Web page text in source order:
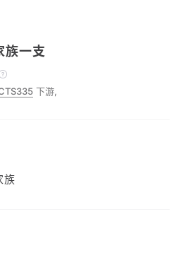
族一支
下游,
族